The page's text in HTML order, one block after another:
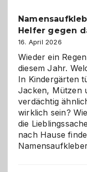
Helfer gegen
16. April 2026
Wieder ein
diesem Jahr.
In Kindergärten
Jacken, Mützen
verdächtig
wirklich sein?
die
nach Hause